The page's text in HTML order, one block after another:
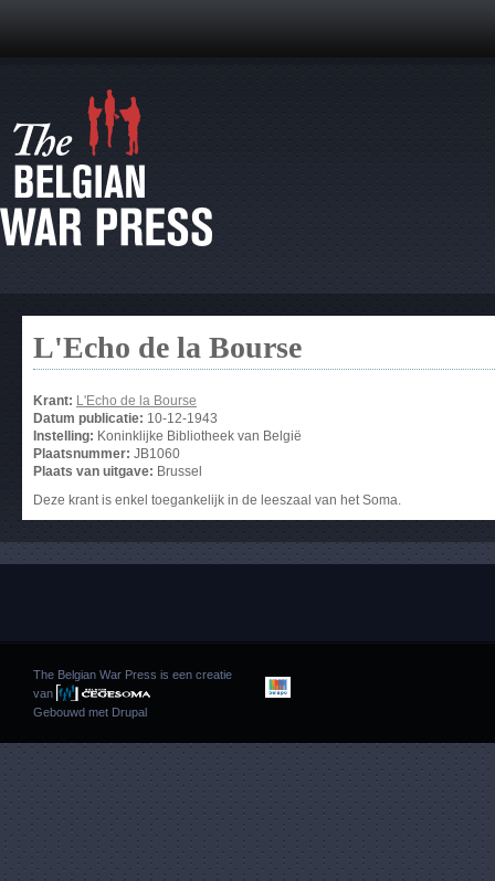
L'Echo de la Bourse
Krant: L'Echo de la Bourse
Datum publicatie: 10-12-1943
Instelling: Koninklijke Bibliotheek van België
Plaatsnummer: JB1060
Plaats van uitgave: Brussel
Deze krant is enkel toegankelijk in de leeszaal van het Soma.
The Belgian War Press is een creatie
van
Gebouwd met Drupal